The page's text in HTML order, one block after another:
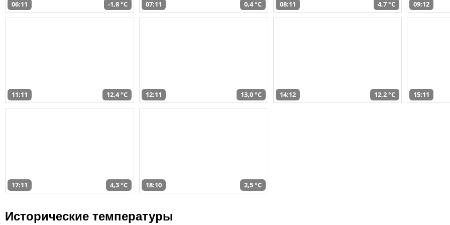
06:11 -1,8 °C 07:11 0,4 °C 08:11 4,7 °C 09:12
11:11 12,4 °C 12:11 13,0 °C 14:12 12,2 °C 15:11
17:11 4,3 °C 18:10 2,5 °C
Исторические температуры